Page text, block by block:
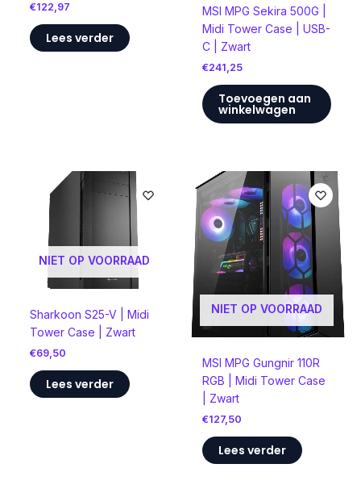
€122,97
Lees verder
MSI MPG Sekira 500G |
Midi Tower Case | USB-
C | Zwart
€241,25
Toevoegen aan
winkelwagen
NIET OP VOORRAAD
Sharkoon S25-V | Midi
Tower Case | Zwart
€69,50
Lees verder
NIET OP VOORRAAD
MSI MPG Gungnir 110R
RGB | Midi Tower Case
| Zwart
€127,50
Lees verder